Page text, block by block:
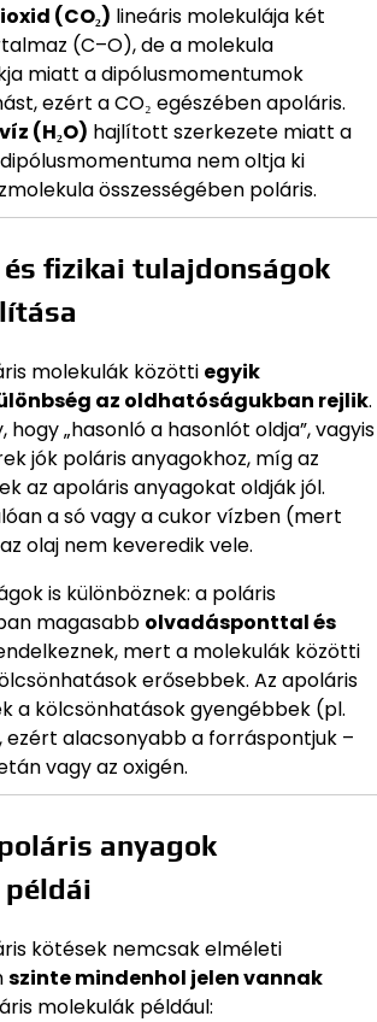
(CO₂) lineáris molekulája két
(C–O), de a molekula
miatt a dipólusmomentumok
ezért a CO₂ egészében apoláris.
víz (H₂O) hajlított szerkezete miatt a
nem oltja ki
összességében poláris.
fizikai tulajdonságok
molekulák közötti egyik
az oldhatóságukban rejlik.
hogy „hasonló a hasonlót oldja”, vagyis
jók poláris anyagokhoz, míg az
az apoláris anyagokat oldják jól.
a só vagy a cukor vízben (mert
olaj nem keveredik vele.
is különböznek: a poláris
magasabb olvadásponttal és
mert a molekulák közötti
erősebbek. Az apoláris
a kölcsönhatások gyengébbek (pl.
ezért alacsonyabb a forráspontjuk –
vagy az oxigén.
anyagok
példái
kötések nemcsak elméleti
szinte mindenhol jelen vannak
molekulák például: